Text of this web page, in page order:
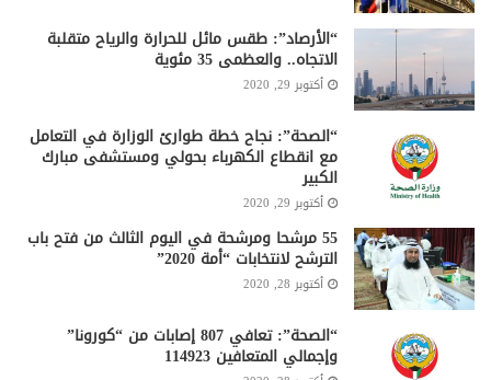
“الأرصاد”: طقس مائل للحرارة والرياح متقلبة
الاتجاه.. والعظمى 35 مئوية
أكتوبر 29, 2020
“الصحة”: نجاح خطة طوارئ الوزارة في التعامل
مع انقطاع الكهرباء بحولي ومستشفى مبارك
الكبير
أكتوبر 29, 2020
55 مرشحا ومرشحة في اليوم الثالث من فتح باب
الترشح لانتخابات “أمة 2020”
أكتوبر 28, 2020
“الصحة”: تعافي 807 إصابات من “كورونا”
وإجمالي المتعافين 114923